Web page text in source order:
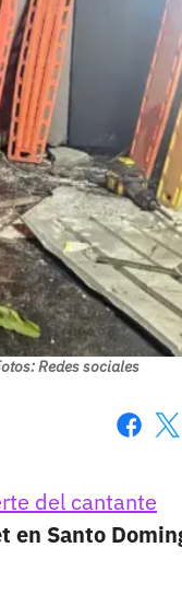
Redes sociales
del cantante
en Santo